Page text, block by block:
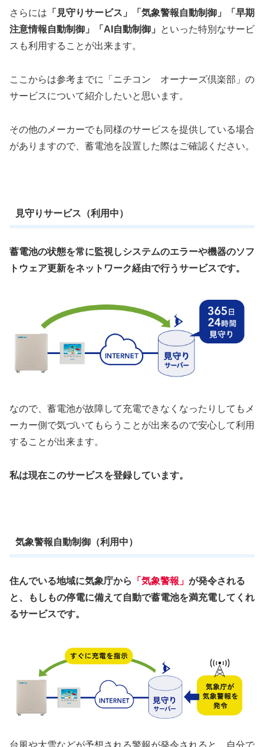
さらには 「見守りサービス」「気象警報自動制御」「早期
注意情報自動制御」「AI自動制御」
といった特別なサービ
スも利用することが出来ます。
ここからは参考までに「ニチコン オーナーズ倶楽部」の
サービスについて紹介したいと思います。
その他のメーカーでも同様のサービスを提供している場合
がありますので、蓄電池を設置した際はご確認ください。
見守りサービス（利用中）
蓄電池の状態を常に監視しシステムのエラーや機器のソフ
トウェア更新をネットワーク経由で行うサービスです。
なので、蓄電池が故障して充電できなくなったりしてもメ
ーカー側で気づいてもらうことが出来るので安心して利用
することが出来ます。
私は現在このサービスを登録しています。
気象警報自動制御（利用中）
住んでいる地域に気象庁から 「気象警報」 が発令される
と、もしもの停電に備えて自動で蓄電池を満充電してくれ
るサービスです。
台風や大雪などが予想される警報が発令されると、自分で